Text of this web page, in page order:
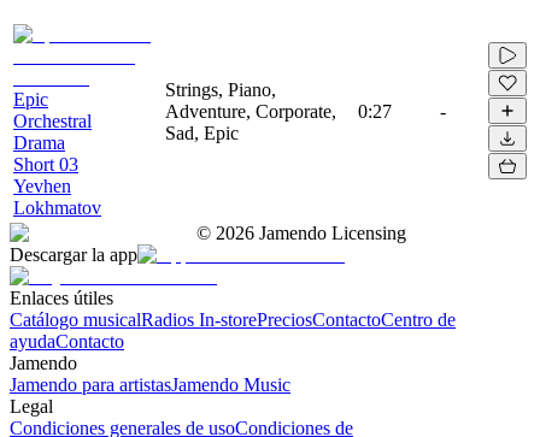
Epic
Orchestral
Drama
Short 03
Yevhen
Lokhmatov
Strings, Piano,
Adventure, Corporate,
Sad, Epic
0:27 -
© 2026 Jamendo Licensing
Descargar la app
Enlaces útiles
Catálogo musicalRadios In-storePreciosContactoCentro de
ayudaContacto
Jamendo
Jamendo para artistasJamendo Music
Legal
Condiciones generales de usoCondiciones de